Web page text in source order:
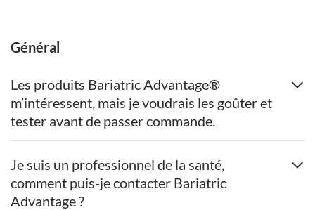
Général
Les produits Bariatric Advantage®
m’intéressent, mais je voudrais les goûter et
tester avant de passer commande.
Je suis un professionnel de la santé,
comment puis-je contacter Bariatric
Advantage ?